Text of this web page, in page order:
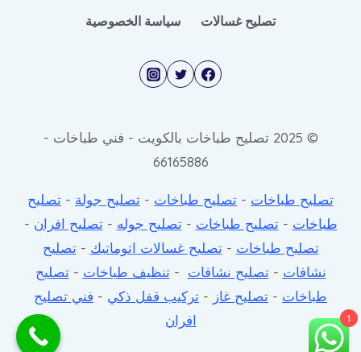
تصليح غسالات
سياسة الخصوصية
© 2025 تصليح طباخات بالكويت - فني طباخات -
66165886
تصليح طباخات - تصليح طباخات - تصليح جولة - تصليح
طباخات -تصليح طباخات -تصليح جوله -تصليح افران -
تصليح طباخات -تصليح غسالات اتوماتيك -تصليح
نشافات -تصليح نشافات -تنظيف طباخات -تصليح
طباخات - تصليح غاز - تركيب قفل ذكي - فني تصليح
افران
1